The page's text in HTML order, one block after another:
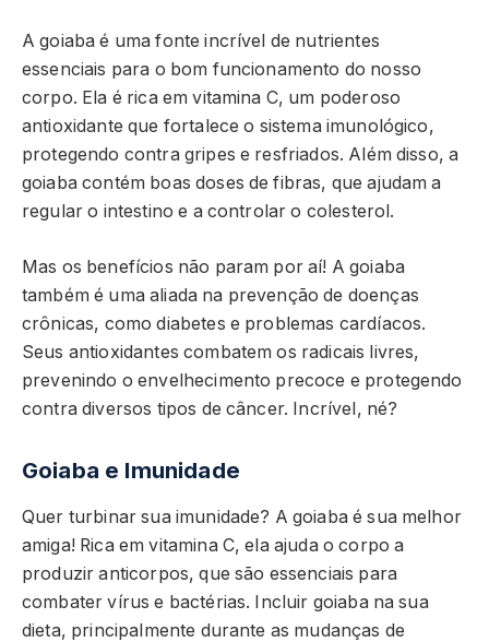
A goiaba é uma fonte incrível de nutrientes
essenciais para o bom funcionamento do nosso
corpo. Ela é rica em vitamina C, um poderoso
antioxidante que fortalece o sistema imunológico,
protegendo contra gripes e resfriados. Além disso, a
goiaba contém boas doses de fibras, que ajudam a
regular o intestino e a controlar o colesterol.
Mas os benefícios não param por aí! A goiaba
também é uma aliada na prevenção de doenças
crônicas, como diabetes e problemas cardíacos.
Seus antioxidantes combatem os radicais livres,
prevenindo o envelhecimento precoce e protegendo
contra diversos tipos de câncer. Incrível, né?
Goiaba e Imunidade
Quer turbinar sua imunidade? A goiaba é sua melhor
amiga! Rica em vitamina C, ela ajuda o corpo a
produzir anticorpos, que são essenciais para
combater vírus e bactérias. Incluir goiaba na sua
dieta, principalmente durante as mudanças de